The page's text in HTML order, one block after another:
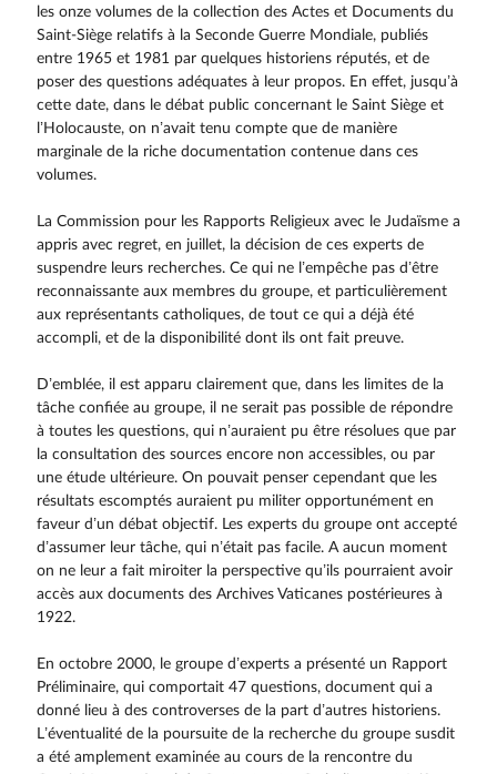
les onze volumes de la collection des Actes et Documents du
Saint-Siège relatifs à la Seconde Guerre Mondiale, publiés
entre 1965 et 1981 par quelques historiens réputés, et de
poser des questions adéquates à leur propos. En effet, jusqu’à
cette date, dans le débat public concernant le Saint Siège et
l’Holocauste, on n’avait tenu compte que de manière
marginale de la riche documentation contenue dans ces
volumes.
La Commission pour les Rapports Religieux avec le Judaïsme a
appris avec regret, en juillet, la décision de ces experts de
suspendre leurs recherches. Ce qui ne l’empêche pas d’être
reconnaissante aux membres du groupe, et particulièrement
aux représentants catholiques, de tout ce qui a déjà été
accompli, et de la disponibilité dont ils ont fait preuve.
D’emblée, il est apparu clairement que, dans les limites de la
tâche confiée au groupe, il ne serait pas possible de répondre
à toutes les questions, qui n’auraient pu être résolues que par
la consultation des sources encore non accessibles, ou par
une étude ultérieure. On pouvait penser cependant que les
résultats escomptés auraient pu militer opportunément en
faveur d’un débat objectif. Les experts du groupe ont accepté
d’assumer leur tâche, qui n’était pas facile. A aucun moment
on ne leur a fait miroiter la perspective qu’ils pourraient avoir
accès aux documents des Archives Vaticanes postérieures à
1922.
En octobre 2000, le groupe d’experts a présenté un Rapport
Préliminaire, qui comportait 47 questions, document qui a
donné lieu à des controverses de la part d’autres historiens.
L’éventualité de la poursuite de la recherche du groupe susdit
a été amplement examinée au cours de la rencontre du